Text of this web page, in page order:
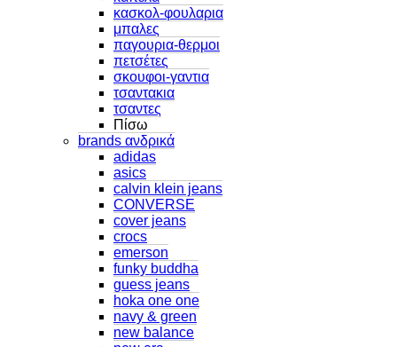
κασκολ-φουλαρια
μπαλες
παγουρια-θερμοι
πετσέτες
σκουφοι-γαντια
τσαντακια
τσαντες
Πίσω
brands ανδρικά
adidas
asics
calvin klein jeans
CONVERSE
cover jeans
crocs
emerson
funky buddha
guess jeans
hoka one one
navy & green
new balance